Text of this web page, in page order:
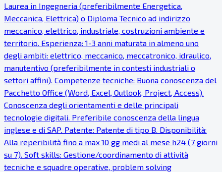
Laurea in Ingegneria (preferibilmente Energetica,
Meccanica, Elettrica) o Diploma Tecnico ad indirizzo
meccanico, elettrico, industriale, costruzioni ambiente e
territorio. Esperienza: 1-3 anni maturata in almeno uno
degli ambiti: elettrico, meccanico, meccatronico, idraulico,
manutentivo (preferibilmente in contesti industriali o
settori affini). Competenze tecniche: Buona conoscenza del
Pacchetto Office (Word, Excel, Outlook, Project, Access).
Conoscenza degli orientamenti e delle principali
tecnologie digitali. Preferibile conoscenza della lingua
inglese e di SAP. Patente: Patente di tipo B. Disponibilità:
Alla reperibilità fino a max 10 gg medi al mese h24 (7 giorni
su 7). Soft skills: Gestione/coordinamento di attività
tecniche e squadre operative, problem solving